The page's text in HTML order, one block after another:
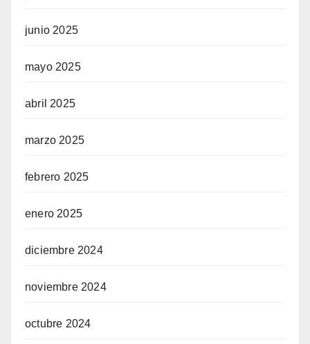
junio 2025
mayo 2025
abril 2025
marzo 2025
febrero 2025
enero 2025
diciembre 2024
noviembre 2024
octubre 2024